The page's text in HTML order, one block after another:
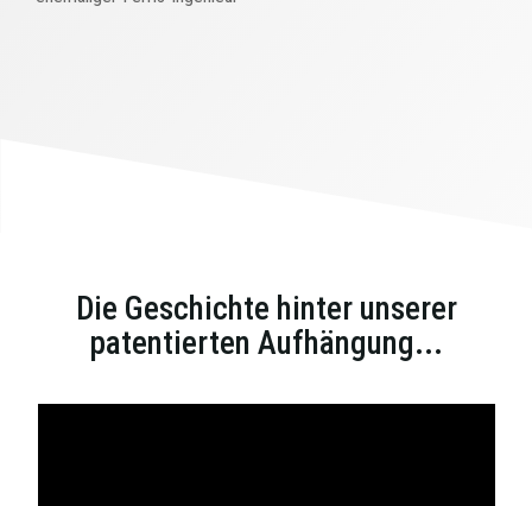
Die Geschichte hinter unserer
patentierten Aufhängung...